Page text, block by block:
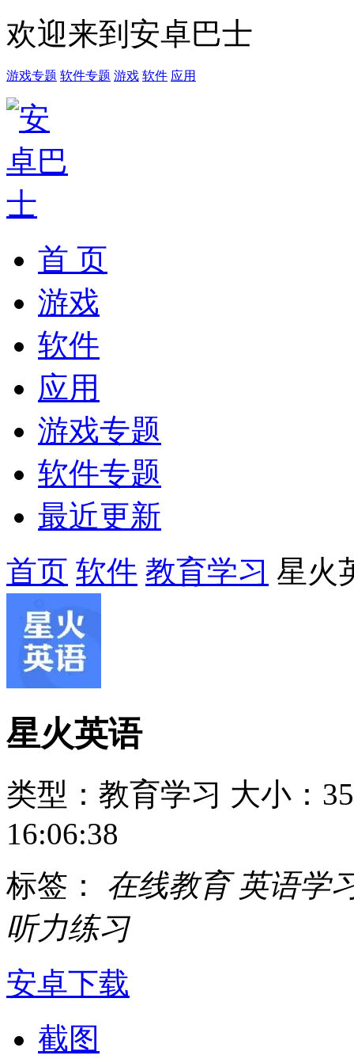
欢迎来到安卓巴士
游戏专题 软件专题 游戏 软件 应用
首 页
游戏
软件
应用
游戏专题
软件专题
最近更新
首页 软件 教育学习 星火
星火英语
类型：教育学习 大小：
16:06:38
标签： 在线教育 英语学
听力练习
安卓下载
截图